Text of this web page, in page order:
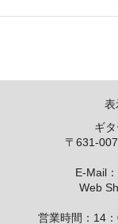
表
ギ
〒631-
E-Mail
Web
営業時間：14